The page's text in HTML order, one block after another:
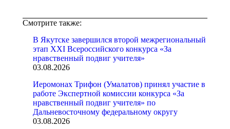
Смотрите также:
В Якутске завершился второй межрегиональный
этап XXI Всероссийского конкурса «За
нравственный подвиг учителя»
03.08.2026
Иеромонах Трифон (Умалатов) принял участие в
работе Экспертной комиссии конкурса «За
нравственный подвиг учителя» по
Дальневосточному федеральному округу
03.08.2026